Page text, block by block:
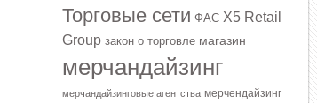
Торговые сети ФАС Х5 Retail
Group закон о торговле магазин
мерчандайзинг
мерчандайзинговые агентства мерчендайзинг